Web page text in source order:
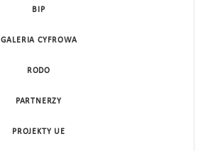
BIP
GALERIA CYFROWA
RODO
PARTNERZY
PROJEKTY UE